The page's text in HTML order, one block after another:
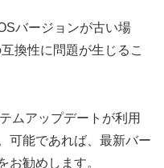
バージョンが古い場
換性に問題が生じるこ
ムアップデートが利用
可能であれば、最新バー
お勧めします。